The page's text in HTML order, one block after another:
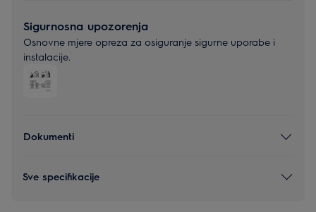
Sigurnosna upozorenja
Osnovne mjere opreza za osiguranje sigurne uporabe i
instalacije.
Dokumenti
Sve specifikacije